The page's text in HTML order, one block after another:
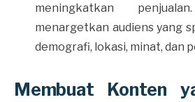
meningkatkan
menargetkan audiens yang
demografi, lokasi, minat, dan
Membuat Konten